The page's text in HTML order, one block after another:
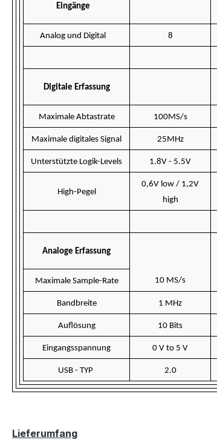
Eingänge
Analog und Digital 8
Digitale Erfassung
Maximale Abtastrate 100MS/s
Maximale digitales Signal 25MHz
Unterstützte Logik-Levels 1.8V - 5.5V
High-Pegel
0,6V low / 1,2V
high
Analoge Erfassung
Maximale Sample-Rate 10 MS/s
Bandbreite 1 MHz
Auflösung 10 Bits
Eingangsspannung 0 V to 5 V
USB - TYP 2.0
Lieferumfang